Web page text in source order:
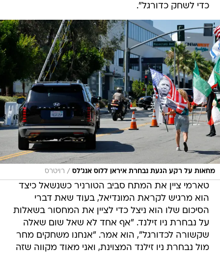
כדי לשחק כדורגל".
מחאות על רקע הגעת נבחרת איראן ללוס אנג'לס / רויטרס
טארמי ציין את המתח סביב הטורניר כשנשאל כיצד
הוא מרגיש לקראת המונדיאל, בעוד שאת דברי
הסיכום שלו הוא ניצל כדי לציין את המחסור בשאלות
על נבחרת ניו זילנד. "אף אחד לא שאל שום שאלה
שקשורה לכדורגל", הוא אמר. "אנחנו משחקים מחר
מול נבחרת ניו זילנד המצוינת, ואני מאוד מקווה שזה